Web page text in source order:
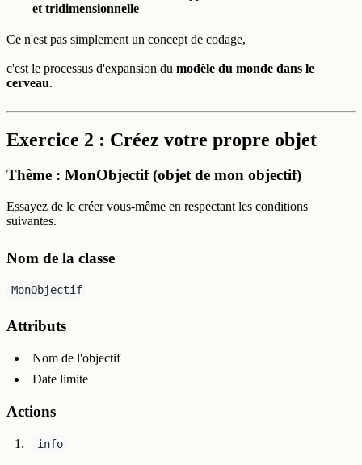
et tridimensionnelle
Ce n'est pas simplement un concept de codage,
c'est le processus d'expansion du modèle du monde dans le
cerveau.
Exercice 2 : Créez votre propre objet
Thème : MonObjectif (objet de mon objectif)
Essayez de le créer vous-même en respectant les conditions
suivantes.
Nom de la classe
MonObjectif
Attributs
Nom de l'objectif
Date limite
Actions
info